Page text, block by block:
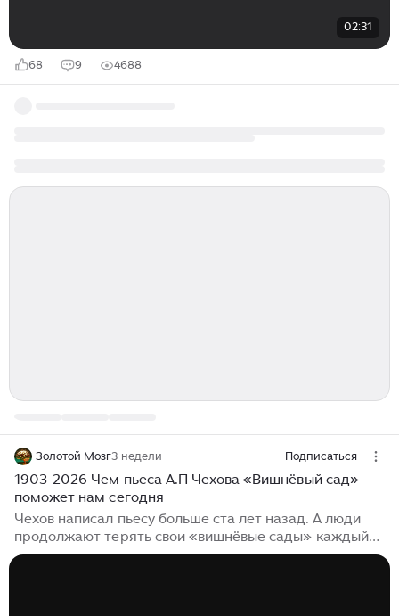
02:31
68 9 4688
Золотой Мозг3 недели Подписаться
1903-2026 Чем пьеса А.П Чехова «Вишнёвый сад»
поможет нам сегодня
Чехов написал пьесу больше ста лет назад. А люди
продолжают терять свои «вишнёвые сады» каждый
день. Терять работу, отношения, возможности -